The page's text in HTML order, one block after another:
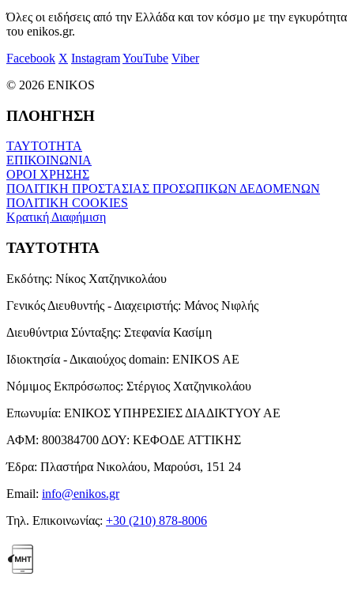
Όλες οι ειδήσεις από την Ελλάδα και τον κόσμο με την εγκυρότητα
του enikos.gr.
Facebook X InstagramYouTube Viber
© 2026 ENIKOS
ΠΛΟΗΓΗΣΗ
ΤΑΥΤΟΤΗΤΑ
ΕΠΙΚΟΙΝΩΝΙΑ
ΟΡΟΙ ΧΡΗΣΗΣ
ΠΟΛΙΤΙΚΗ ΠΡΟΣΤΑΣΙΑΣ ΠΡΟΣΩΠΙΚΩΝ ΔΕΔΟΜΕΝΩΝ
ΠΟΛΙΤΙΚΗ COOKIES
Κρατική Διαφήμιση
ΤΑΥΤΟΤΗΤΑ
Εκδότης: Νίκος Χατζηνικολάου
Γενικός Διευθυντής - Διαχειριστής: Μάνος Νιφλής
Διευθύντρια Σύνταξης: Στεφανία Κασίμη
Ιδιοκτησία - Δικαιούχος domain: ENIKOS AE
Νόμιμος Εκπρόσωπος: Στέργιος Χατζηνικολάου
Επωνυμία: ΕΝΙΚΟΣ ΥΠΗΡΕΣΙΕΣ ΔΙΑΔΙΚΤΥΟΥ ΑΕ
ΑΦΜ: 800384700 ΔΟΥ: ΚΕΦΟΔΕ ΑΤΤΙΚΗΣ
Έδρα: Πλαστήρα Νικολάου, Μαρούσι, 151 24
Email: info@enikos.gr
Τηλ. Επικοινωνίας: +30 (210) 878-8006